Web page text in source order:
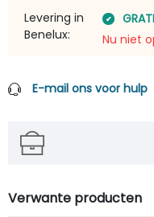
Levering in
Benelux:
Nu niet
E-mail ons voor hulp
Verwante producten